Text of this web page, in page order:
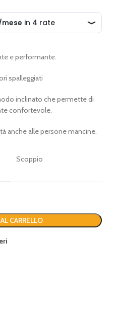
e performante.
spalleggiati
inclinato che permette di
confortevole.
anche alle persone mancine.
Scoppio
CARRELLO